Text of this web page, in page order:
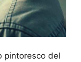
pintoresco del